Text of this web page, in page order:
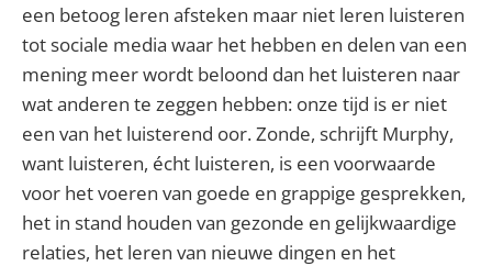
een betoog leren afsteken maar niet leren luisteren
tot sociale media waar het hebben en delen van een
mening meer wordt beloond dan het luisteren naar
wat anderen te zeggen hebben: onze tijd is er niet
een van het luisterend oor. Zonde, schrijft Murphy,
want luisteren, écht luisteren, is een voorwaarde
voor het voeren van goede en grappige gesprekken,
het in stand houden van gezonde en gelijkwaardige
relaties, het leren van nieuwe dingen en het